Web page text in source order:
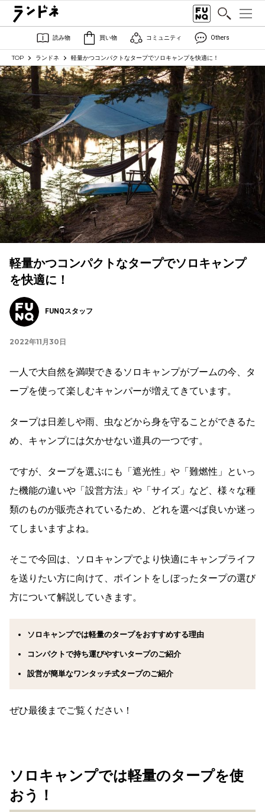
読み物 買い物 コミュニティ Others
TOP ランドネ 軽量かつコンパクトなタープでソロキャンプを快適に！
軽量かつコンパクトなタープでソロキャンプ
を快適に！
FUNQスタッフ
2022年11月30日
一人で大自然を満喫できるソロキャンプがブームの今、タ
ープを使って楽しむキャンパーが増えてきています。
タープは日差しや雨、虫などから身を守ることができるた
め、キャンプには欠かせない道具の一つです。
ですが、タープを選ぶにも「遮光性」や「難燃性」といっ
た機能の違いや「設営方法」や「サイズ」など、様々な種
類のものが販売されているため、どれを選べば良いか迷っ
てしまいますよね。
そこで今回は、ソロキャンプでより快適にキャンプライフ
を送りたい方に向けて、ポイントをしぼったタープの選び
方について解説していきます。
ソロキャンプでは軽量のタープをおすすめする理由
コンパクトで持ち運びやすいタープのご紹介
設営が簡単なワンタッチ式タープのご紹介
ぜひ最後までご覧ください！
ソロキャンプでは軽量のタープを使
おう！